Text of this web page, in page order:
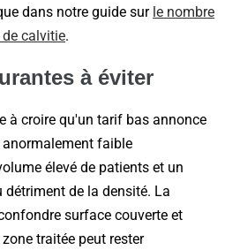
dans notre guide sur le nombre
calvitie.
à éviter
à croire qu'un tarif bas annonce
faible
élevé de patients et un
de la densité. La
surface couverte et
traitée peut rester